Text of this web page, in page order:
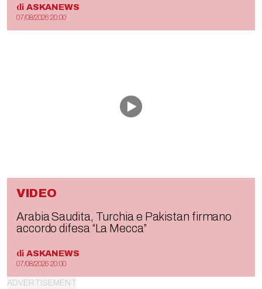
di ASKANEWS
07/08/2026 20:00
VIDEO
Arabia Saudita, Turchia e Pakistan firmano
accordo difesa “La Mecca”
di ASKANEWS
07/08/2026 20:00